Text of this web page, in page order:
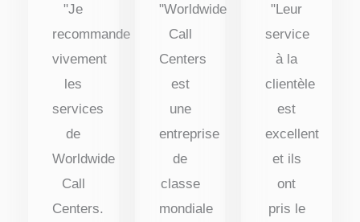
"Je
recommande
vivement
les
services
de
Worldwide
Call
Centers.
"Worldwide
Call
Centers
est
une
entreprise
de
classe
mondiale
"Leur
service
à la
clientèle
est
excellent
et ils
ont
pris le